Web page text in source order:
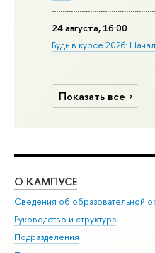
24 августа, 16:00
Будь в курсе 2026:
Показать все
О КАМПУСЕ
Сведения об образовательной
Руководство и структура
Подразделения